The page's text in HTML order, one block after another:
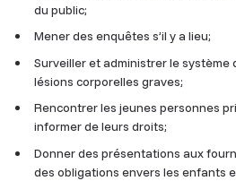
du public;
Mener des enquêtes s’il y a lieu;
Surveiller et administrer le
lésions corporelles graves;
Rencontrer les jeunes personnes
informer de leurs droits;
Donner des présentations aux
des obligations envers les enfants